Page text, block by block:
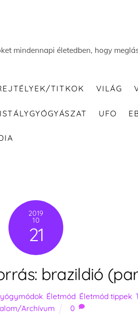
mindennapi életedben, hogy
TITKOK VILÁG
UFO
2019
10
21
brazildió
, Életmód Életmód tippek,
Archívum
0